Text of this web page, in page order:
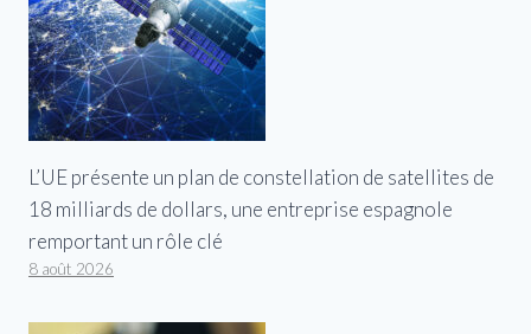
L’UE présente un plan de constellation de satellites de
18 milliards de dollars, une entreprise espagnole
remportant un rôle clé
8 août 2026